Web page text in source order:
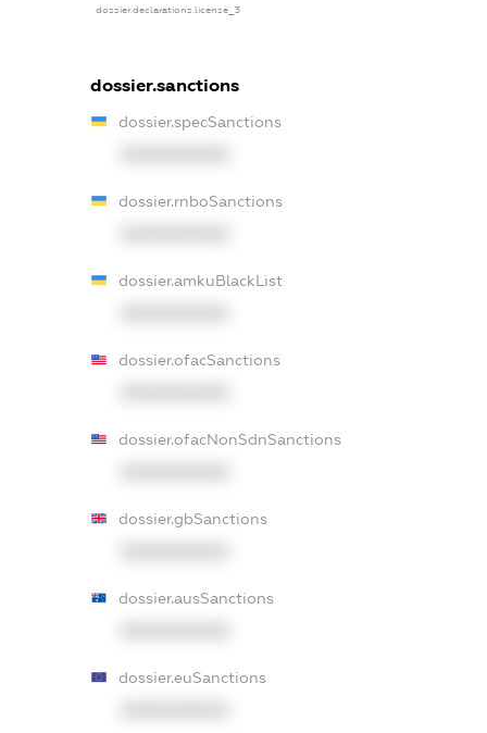
dossier.declarations.license_3
dossier.sanctions
dossier.specSanctions
dossier.rnboSanctions
dossier.amkuBlackList
dossier.ofacSanctions
dossier.ofacNonSdnSanctions
dossier.gbSanctions
dossier.ausSanctions
dossier.euSanctions